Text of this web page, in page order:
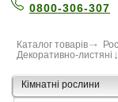
0800-306-307
Каталог товарів
Декоративно-листяні
Кімнатні рослини